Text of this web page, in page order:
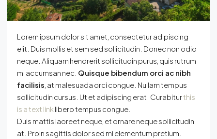
Lorem ipsum dolor sit amet, consectetur adipiscing
elit. Duis mollis et sem sed sollicitudin. Donec non odio
neque. Aliquam hendrerit sollicitudin purus, quis rutrum
mi accumsan nec. Quisque bibendum orci ac nibh
facilisis , at malesuada orci congue. Nullam tempus
sollicitudin cursus. Ut et adipiscing erat. Curabiturthis
is a text link libero tempus congue.
Duis mattis laoreet neque, et ornare neque sollicitudin
at. Proin sagittis dolor sed mi elementum pretium.